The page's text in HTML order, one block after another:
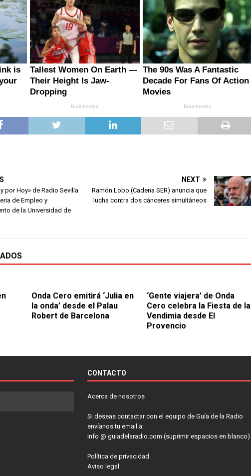
por Hoy» de Radio Sevilla
de Empleo y
de la Universidad de
NEXT
Ramón Lobo (Cadena SER) anuncia que
lucha contra dos cánceres simultáneos
Onda Cero emitirá ‘Julia en
la onda’ desde el Palau
Robert de Barcelona
‘Gente viajera’ de Onda
Cero celebra la Fiesta de la
Vendimia desde El
Provencio
CONTACTO
Acerca de nosotros
Si deseas contactar con el equipo de Guía de la Radio
envíanos tu email a:
info @ guiadelaradio.com (suprimir espacios en blanco)
Política de privacidad
Aviso legal